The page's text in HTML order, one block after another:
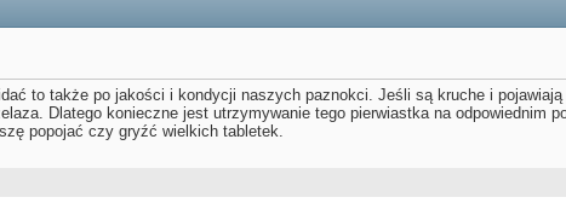
to także po jakości i kondycji naszych paznokci. Jeśli są kruche i
Dlatego konieczne jest utrzymywanie tego pierwiastka na odpowiednim
popojać czy gryźć wielkich tabletek.